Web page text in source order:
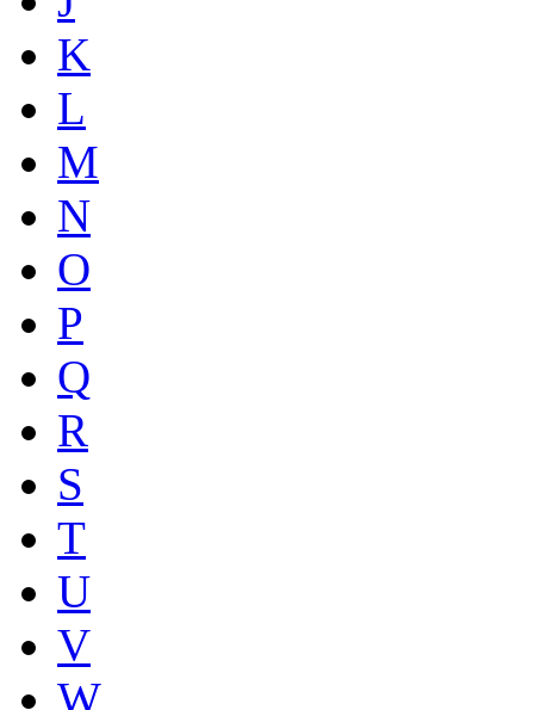
K
L
M
N
O
P
Q
R
S
T
U
V
W